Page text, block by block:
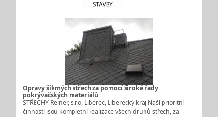
Opravy šikmých střech za pomocí široké řady
pokrývačských materiálů
STŘECHY Reiner, s.r.o. Liberec, Liberecký kraj Naší prioritní
činností jsou kompletní realizace všech druhů střech, za